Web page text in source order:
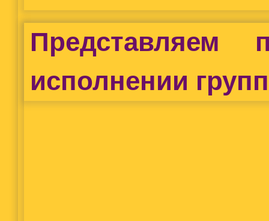
исполнении